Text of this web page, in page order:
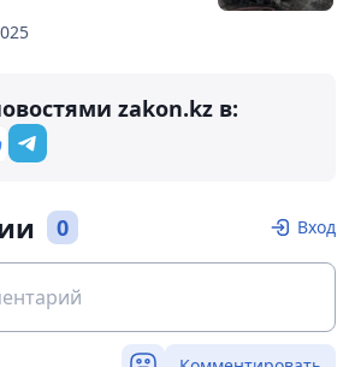
zakon.kz в:
0 Вход